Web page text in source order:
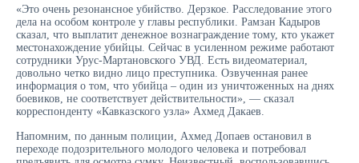
«Это очень резонансное убийство. Дерзкое. Расследование этого
дела на особом контроле у главы республики. Рамзан Кадыров
сказал, что выплатит денежное вознаграждение тому, кто укажет
местонахождение убийцы. Сейчас в усиленном режиме работают
сотрудники Урус-Мартановского УВД. Есть видеоматериал,
довольно четко видно лицо преступника. Озвученная ранее
информация о том, что убийца – один из уничтоженных на днях
боевиков, не соответствует действительности», — сказал
корреспонденту «Кавказского узла» Ахмед Дакаев.
Напомним, по данным полиции, Ахмед Допаев остановил в
переходе подозрительного молодого человека и потребовал